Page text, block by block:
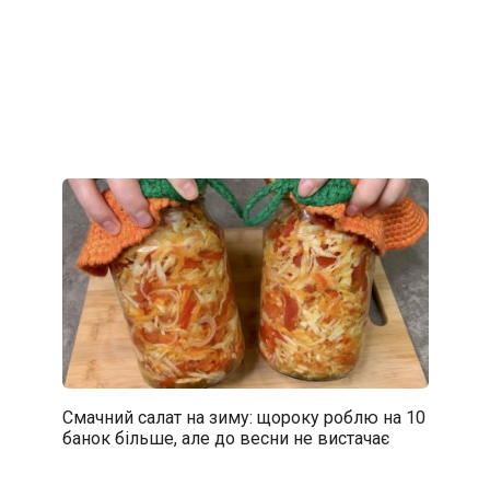
Смачний салат на зиму: щороку роблю на 10
банок більше, але до весни не вистачає